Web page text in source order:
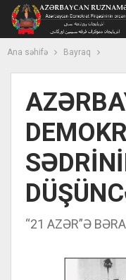
Ana səhifə Bayraq
“21 AZƏR”Ə